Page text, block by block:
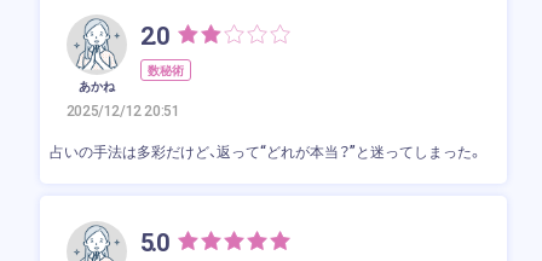
あかね
2.0
数秘術
2025/12/12 20:51
占いの手法は多彩だけど、返って“どれが本当？”と迷ってしまった。
5.0